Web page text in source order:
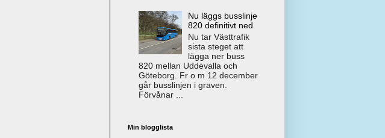
Nu läggs busslinje
820 definitivt ned
Nu tar Västtrafik
sista steget att
lägga ner buss
820 mellan Uddevalla och
Göteborg. Fr o m 12 december
går busslinjen i graven.
Förvånar ...
Min blogglista